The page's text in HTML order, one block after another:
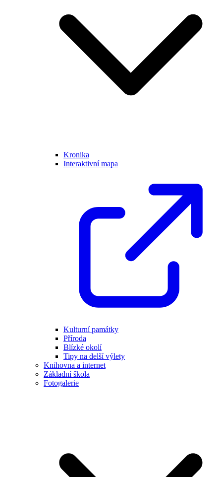
Kronika
Interaktivní mapa
Kulturní památky
Příroda
Blízké okolí
Tipy na delší výlety
Knihovna a internet
Základní škola
Fotogalerie